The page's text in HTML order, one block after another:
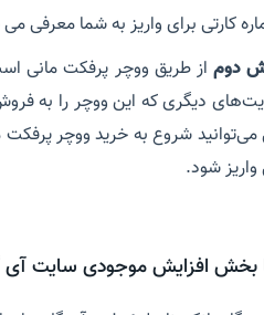
برای واریز به شما معرفی می شود تا بعد از واریز 4 رقم آخر شماره
دوم از طریق ووچر پرفکت مانی
دیگری که این ووچر را به
شروع به خرید ووچر
شود.
بخش افزایش موجودی سایت